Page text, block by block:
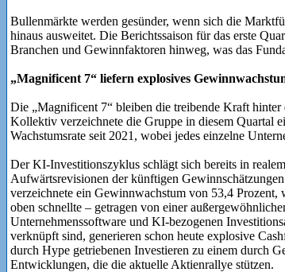
Bullenmärkte werden gesünder, wenn sich die
hinaus ausweitet. Die Berichtssaison für das erste
Branchen und Gewinnfaktoren hinweg, was das
„Magnificent 7“ liefern explosives
Die „Magnificent 7“ bleiben die treibende Kraft
Kollektiv verzeichnete die Gruppe in diesem Quartal
Wachstumsrate seit 2021, wobei jedes einzelne
Der KI-Investitionszyklus schlägt sich bereits in
Aufwärtsrevisionen der künftigen
verzeichnete ein Gewinnwachstum von 53,4 Prozent,
oben schnellte – getragen von einer
Unternehmenssoftware und KI-bezogenen
verknüpft sind, generieren schon heute explosive
durch Hype getriebenen Investieren zu einem durch
Entwicklungen, die die aktuelle Aktienrallye stützen.